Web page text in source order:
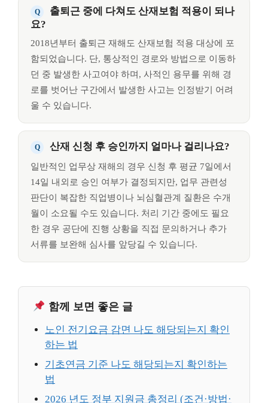
출퇴근 중에 다쳐도 산재보험 적용이 되나
요?
2018년부터 출퇴근 재해도 산재보험 적용 대상에 포
함되었습니다. 단, 통상적인 경로와 방법으로 이동하
던 중 발생한 사고여야 하며, 사적인 용무를 위해 경
로를 벗어난 구간에서 발생한 사고는 인정받기 어려
울 수 있습니다.
산재 신청 후 승인까지 얼마나 걸리나요?
일반적인 업무상 재해의 경우 신청 후 평균 7일에서
14일 내외로 승인 여부가 결정되지만, 업무 관련성
판단이 복잡한 직업병이나 뇌심혈관계 질환은 수개
월이 소요될 수도 있습니다. 처리 기간 중에도 필요
한 경우 공단에 진행 상황을 직접 문의하거나 추가
서류를 보완해 심사를 앞당길 수 있습니다.
함께 보면 좋은 글
노인 전기요금 감면 나도 해당되는지 확인
하는 법
기초연금 기준 나도 해당되는지 확인하는
법
2026 년도 정부 지원금 총정리 (조건·방법·